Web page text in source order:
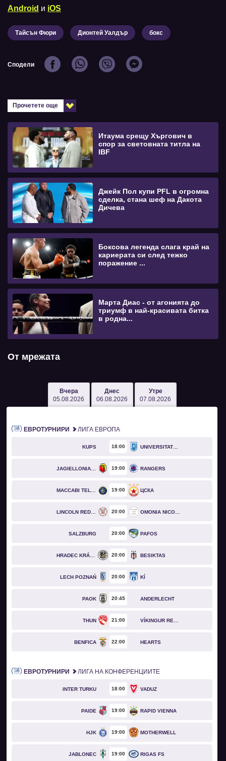
Android и iOS
Тайсън Фюри Дионтей Уалдър бокс
Сподели
Прочетете още
Итаума срещу Хъргович в
спор за световната титла на
IBF
Джейк Пол купи PFL в огромна
сделка, стана шеф на Дакота
Дичева
Боксова легенда слага край на
кариерата си след тежко
поражение ...
Марта Диас - от агонията до
триумф в най-красивата битка
в родна...
От мрежата
Вчера
05.08.2026
Днес
06.08.2026
Утре
07.08.2026
ЕВРОТУРНИРИ ЛИГА ЕВРОПА
KUPS 18 00 UNIVERSITATEA CRAIOVA
JAGIELLONIA BIAŁYSTOK 19 00 RANGERS
19 00 ЦСКА
LINCOLN RED IMPS 20 00 OMONIA NICOSIA
SALZBURG 20 00 PAFOS
HRADEC KRÁLOVÉ 20 00 BESIKTAS
LECH POZNAŃ 20 00 KÍ
PAOK 20 45 ANDERLECHT
THUN 21 00
BENFICA 22 00 HEARTS
ЕВРОТУРНИРИ ЛИГА НА КОНФЕРЕНЦИИТЕ
INTER TURKU 18 00 VADUZ
PAIDE 19 00 RAPID VIENNA
HJK 19 00 MOTHERWELL
JABLONEC 19 00 RIGAS FS